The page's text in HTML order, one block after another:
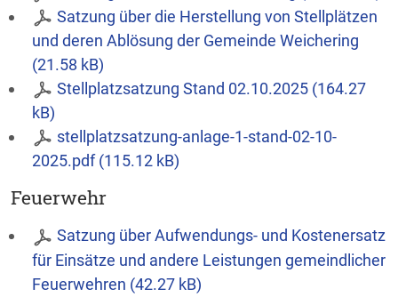
Satzung über die Herstellung von Stellplätzen
und deren Ablösung der Gemeinde Weichering
(21.58 kB)
Stellplatzsatzung Stand 02.10.2025 (164.27
kB)
stellplatzsatzung-anlage-1-stand-02-10-
2025.pdf (115.12 kB)
Feuerwehr
Satzung über Aufwendungs- und Kostenersatz
für Einsätze und andere Leistungen gemeindlicher
Feuerwehren (42.27 kB)